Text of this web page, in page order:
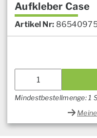
Aufkleber Case
Artikel Nr:
Mindestbestellmenge: 1